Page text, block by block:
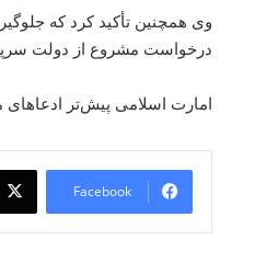
وی همچنین تأکید کرد که
درخواست مشروع از دولت
امارت اسلامی پیش‌تر ادعاهای
Facebook